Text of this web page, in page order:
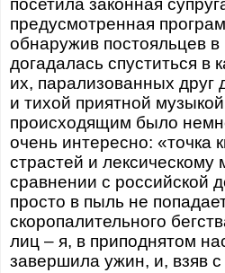
посетила законная
предусмотренная
обнаружив постояльцев
догадалась спуститься в
их, парализованных друг
и тихой приятной
происходящим было
очень интересно: «точка
страстей и лексическому
сравнении с российской
просто в пыль не
скоропалительного
лиц – я, в приподнятом
завершила ужин, и, взяв